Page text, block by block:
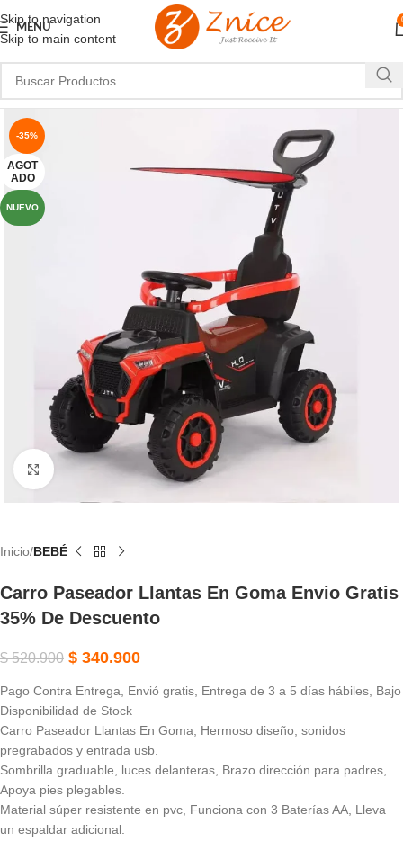
Skip to navigation
Skip to main content
MENU
-35%
AGOT
ADO
NUEVO
Haga Clic Para Ampliar
Inicio BEBÉ
Carro Paseador Llantas En Goma Envio Gratis
35% De Descuento
$520.900 $ 340.900
Pago Contra Entrega, Envió gratis, Entrega de 3 a 5 días hábiles, Bajo
Disponibilidad de Stock
Carro Paseador Llantas En Goma, Hermoso diseño, sonidos
pregrabados y entrada usb.
Sombrilla graduable, luces delanteras, Brazo dirección para padres,
Apoya pies plegables.
Material súper resistente en pvc, Funciona con 3 Baterías AA, Lleva
un espaldar adicional.